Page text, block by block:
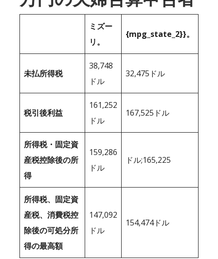
ミズー
リ。
{mpg_state_2}}。
未払所得税
38,748
ドル
32,475ドル
税引後利益
161,252
ドル
167,525ドル
所得税・固定資
産税控除後の所
得
159,286
ドル
ドル;165,225
所得税、固定資
産税、消費税控
除後の可処分所
得の最高額
147,092
ドル
154,474ドル